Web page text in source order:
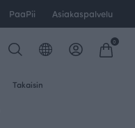
PaaPii Asiakaspalvelu
0
Takaisin